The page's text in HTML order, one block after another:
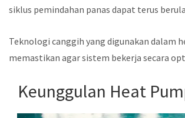
siklus pemindahan panas dapat terus
Teknologi canggih yang digunakan dalam
memastikan agar sistem bekerja secara
Keunggulan Heat